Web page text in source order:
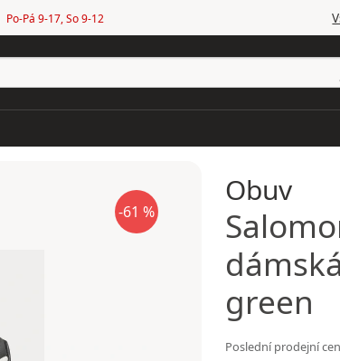
Po-Pá 9-17, So 9-12
-61 %
Obuv
green
Poslední prodejní